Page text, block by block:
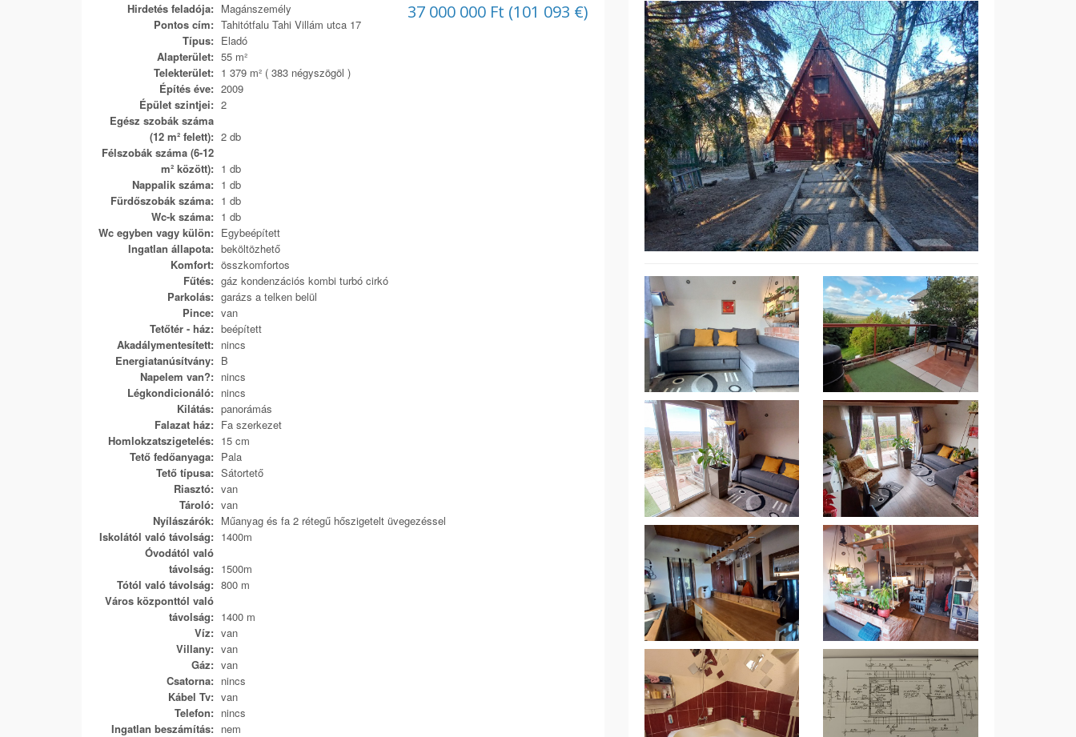
37 000 000 Ft (101 093 €)
Hirdetés feladója: Magánszemély
Pontos cím: Tahitótfalu Tahi Villám utca 17
Típus: Eladó
Alapterület: 55 m²
Telekterület: 1 379 m² ( 383 négyszögöl )
Építés éve: 2009
Épület szintjei: 2
Egész szobák száma
(12 m² felett): 2 db
Félszobák száma (6-12
m² között): 1 db
Nappalik száma: 1 db
Fürdőszobák száma: 1 db
Wc-k száma: 1 db
Wc egyben vagy külön: Egybeépített
Ingatlan állapota: beköltözhető
Komfort: összkomfortos
Fűtés: gáz kondenzációs kombi turbó cirkó
Parkolás: garázs a telken belül
Pince: van
Tetőtér - ház: beépített
Akadálymentesített: nincs
Energiatanúsítvány: B
Napelem van?: nincs
Légkondicionáló: nincs
Kilátás: panorámás
Falazat ház: Fa szerkezet
Homlokzatszigetelés: 15 cm
Tető fedőanyaga: Pala
Tető típusa: Sátortető
Riasztó: van
Tároló: van
Nyílászárók: Műanyag és fa 2 rétegű hőszigetelt üvegezéssel
Iskolától való távolság: 1400m
Óvodától való
távolság: 1500m
Tótól való távolság: 800 m
Város központtól való
távolság: 1400 m
Víz: van
Villany: van
Gáz: van
Csatorna: nincs
Kábel Tv: van
Telefon: nincs
Ingatlan beszámítás: nem